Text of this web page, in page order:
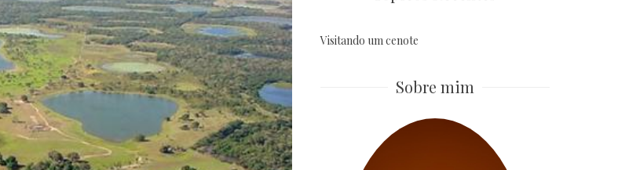
Visitando um cenote
Sobre mim